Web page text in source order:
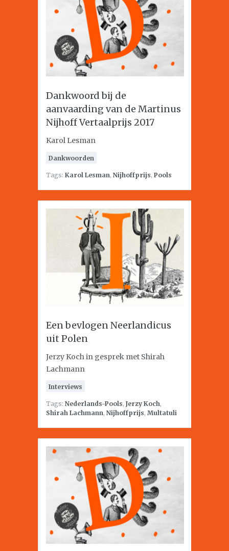
Dankwoord bij de
aanvaarding van de Martinus
Nijhoff Vertaalprijs 2017
Karol Lesman
Dankwoorden
Tags: Karol Lesman, Nijhoffprijs, Pools
Een bevlogen Neerlandicus
uit Polen
Jerzy Koch in gesprek met Shirah
Lachmann
Interviews
Tags: Nederlands-Pools, Jerzy Koch,
Shirah Lachmann, Nijhoffprijs, Multatuli